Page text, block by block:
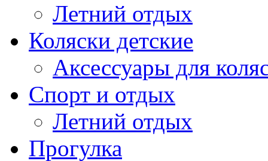
Летний отдых
Коляски детские
Аксессуары для
Спорт и отдых
Летний отдых
Прогулка